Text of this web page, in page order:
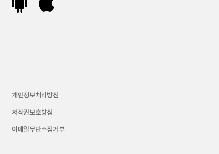
개인정보처리방침
저작권보호방침
이메일무단수집거부